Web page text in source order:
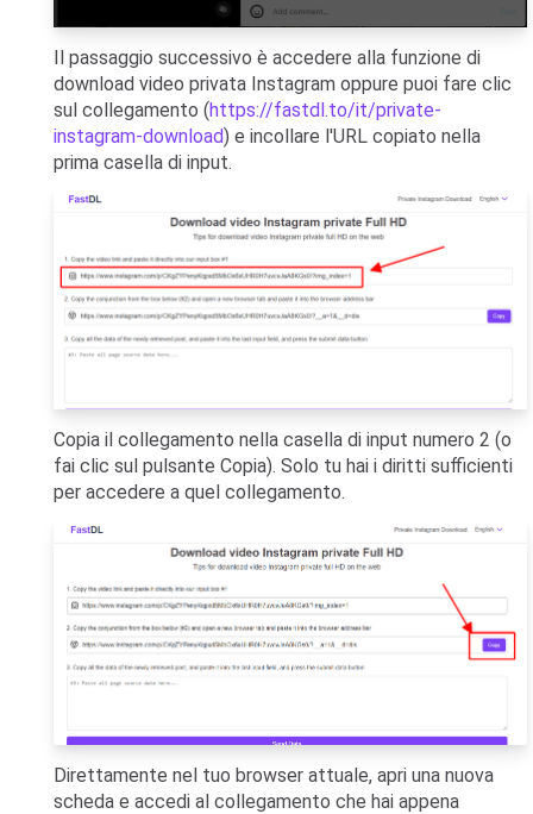
Il passaggio successivo è accedere alla funzione di
download video privata Instagram oppure puoi fare clic
sul collegamento (https://fastdl.to/it/private-
instagram-download) e incollare l'URL copiato nella
prima casella di input.
Copia il collegamento nella casella di input numero 2 (o
fai clic sul pulsante Copia). Solo tu hai i diritti sufficienti
per accedere a quel collegamento.
Direttamente nel tuo browser attuale, apri una nuova
scheda e accedi al collegamento che hai appena